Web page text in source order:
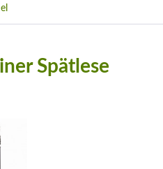
Spätlese